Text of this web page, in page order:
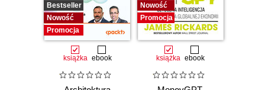
Bestseller
Nowość
Promocja
książka ebook
Nowość
Promocja
książka ebook